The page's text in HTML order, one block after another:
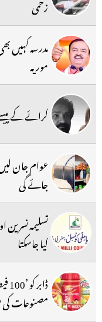
زخمی
مدرسہ کہیں
موریہ
کرائے کے
عوام جان لیں
جائے گی
تسلیمہ نسرین
کیا جاسکتا
مصنوعات کی